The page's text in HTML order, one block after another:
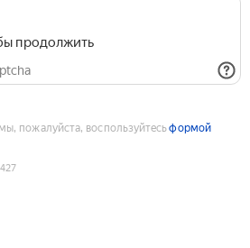
продолжить
пожалуйста, воспользуйтесьформой